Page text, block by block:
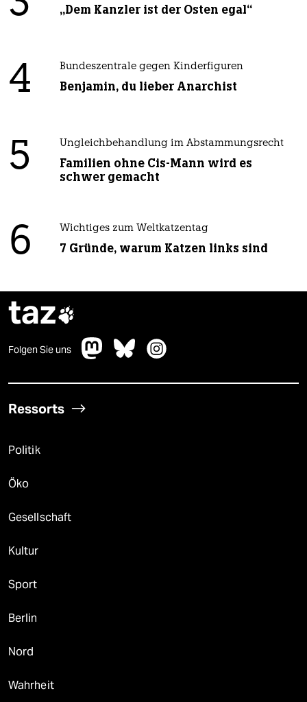
„Dem Kanzler ist der Osten egal“
4 Bundeszentrale gegen Kinderfiguren
Benjamin, du lieber Anarchist
5 Ungleichbehandlung im Abstammungsrecht
Familien ohne Cis-Mann wird es
schwer gemacht
6 Wichtiges zum Weltkatzentag
7 Gründe, warum Katzen links sind
taz
Folgen Sie uns
Ressorts
Politik
Öko
Gesellschaft
Kultur
Sport
Berlin
Nord
Wahrheit